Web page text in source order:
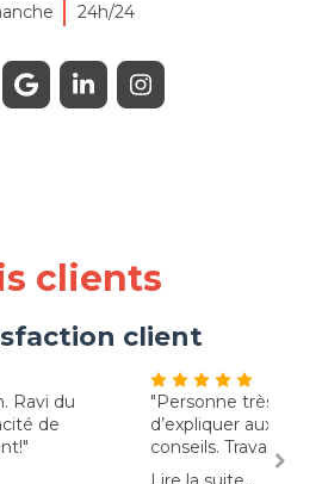
24h/24
clients
client
Il prend le temps
et donne d’excellent
soigné. Merci pour tous"
Lire